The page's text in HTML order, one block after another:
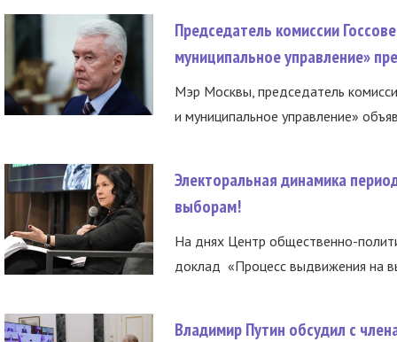
Председатель комиссии
муниципальное управление»
Мэр Москвы, председатель
и муниципальное управление»
Электоральная динамика
выборам!
На днях Центр общественно-
доклад «Процесс выдвижения на
Владимир Путин обсудил с